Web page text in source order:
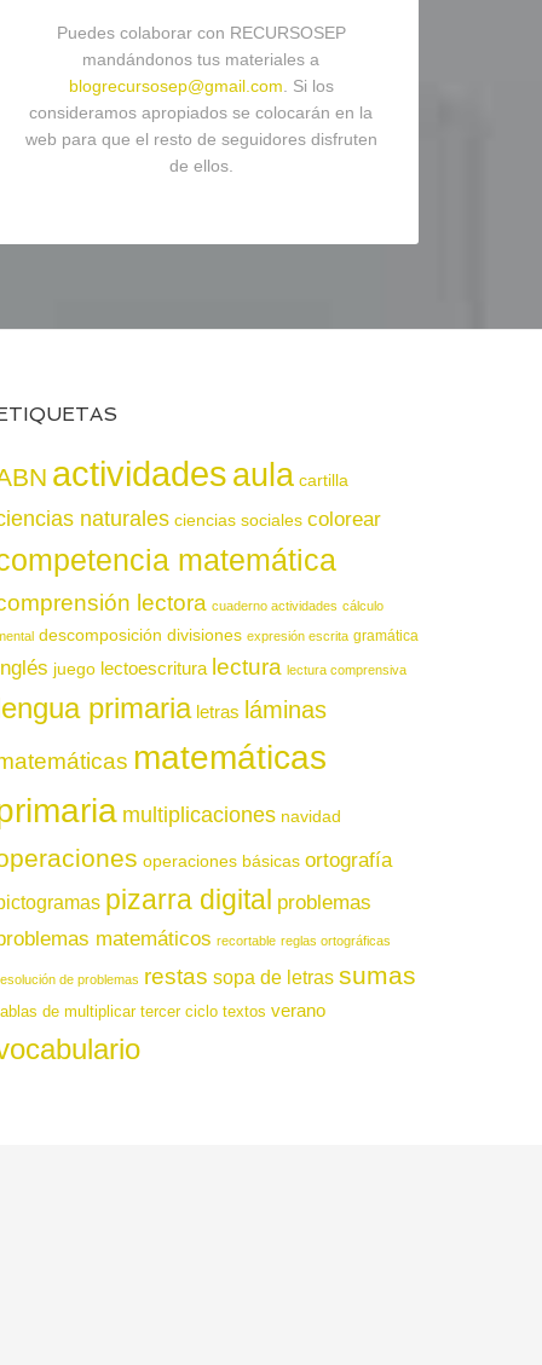
Puedes colaborar con RECURSOSEP
mandándonos tus materiales a
blogrecursosep@gmail.com . Si los
consideramos apropiados se colocarán en la
web para que el resto de seguidores disfruten
de ellos.
actividadesaula cartilla
naturales ciencias sociales colorear
matemática
lectora cuaderno actividades cálculo
descomposición divisiones expresión escrita gramática
juego lectoescritura lectura lectura comprensiva
primaria letras láminas
matemáticas
multiplicaciones navidad
operaciones básicas ortografía
pizarra digital problemas
matemáticos recortable reglas ortográficas
de problemas restas sopa de letras sumas
de multiplicar tercer ciclo textos verano